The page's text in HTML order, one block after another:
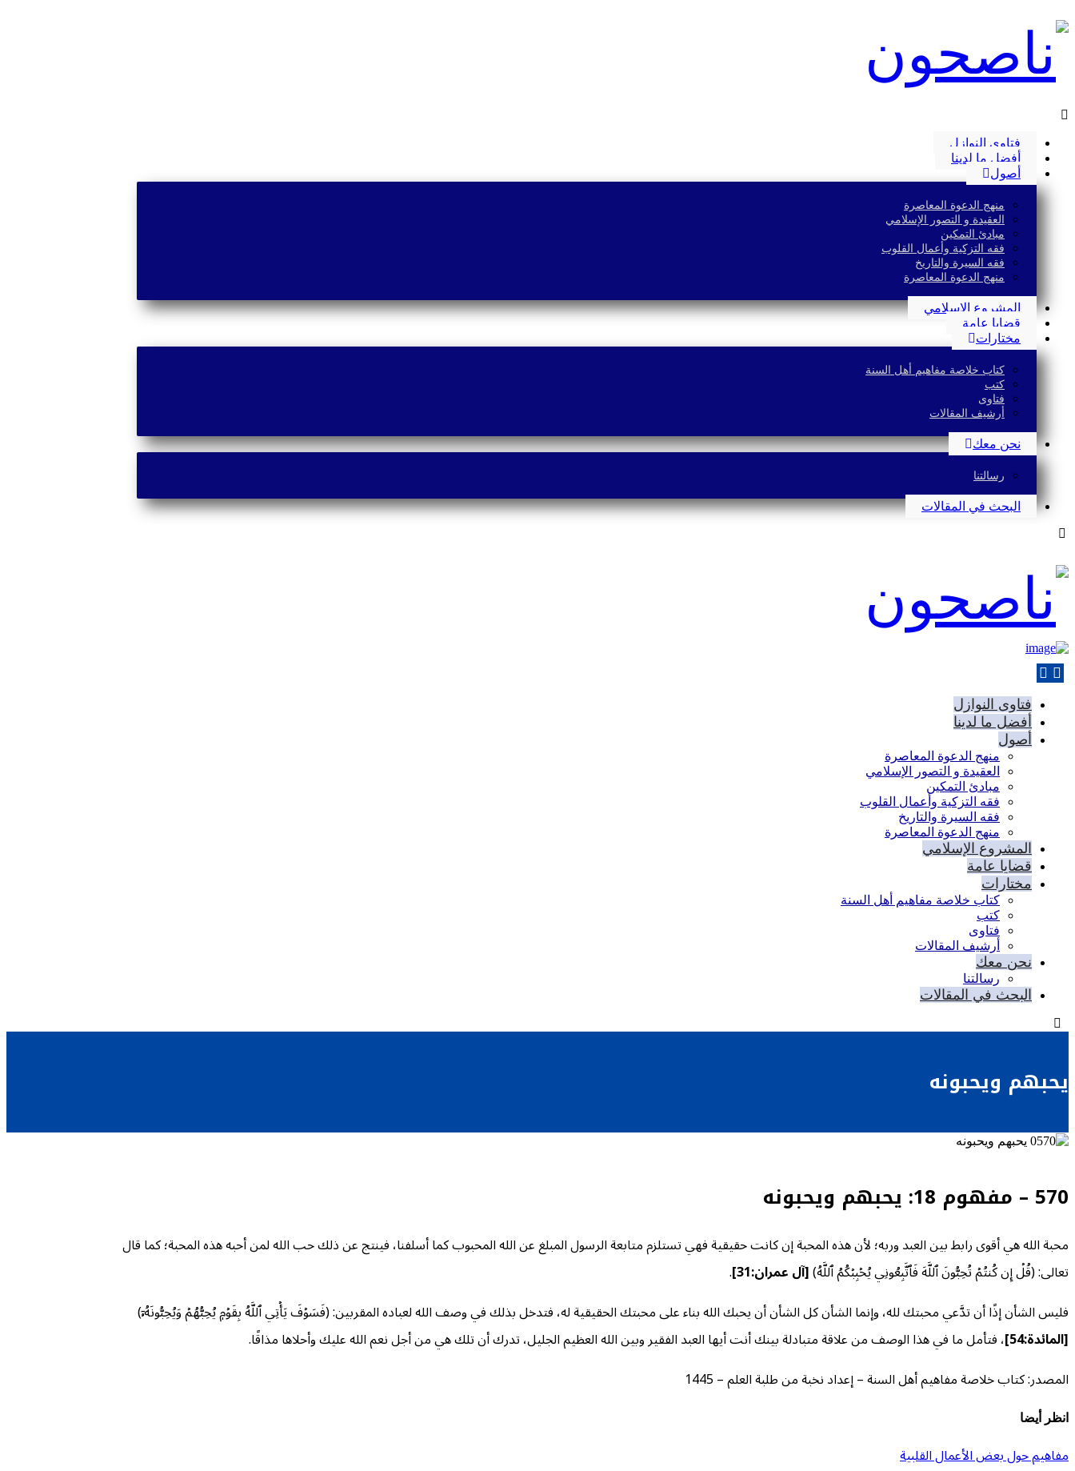
فتاوى النوازل
أفضل ما لدينا
أصول
منهج الدعوة المعاصرة
العقيدة و التصور الإسلامي
مبادئ التمكين
فقه التزكية وأعمال القلوب
فقه السيرة والتاريخ
منهج الدعوة المعاصرة
المشروع الإسلامي
قضايا عامة
مختارات
كتاب خلاصة مفاهيم أهل السنة
كتب
فتاوى
أرشيف المقالات
نحن معك
رسالتنا
البحث في المقالات
فتاوى النوازل
أفضل ما لدينا
أصول
منهج الدعوة المعاصرة
العقيدة و التصور الإسلامي
مبادئ التمكين
فقه التزكية وأعمال القلوب
فقه السيرة والتاريخ
منهج الدعوة المعاصرة
المشروع الإسلامي
قضايا عامة
مختارات
كتاب خلاصة مفاهيم أهل السنة
كتب
فتاوى
أرشيف المقالات
نحن معك
رسالتنا
البحث في المقالات
يحبهم ويحبونه
570 – مفهوم 18: يحبهم ويحبونه
محبة الله هي أقوى رابط بين العبد وربه؛ لأن هذه المحبة إن كانت حقيقية فهي تستلزم متابعة الرسول المبلغ عن الله المحبوب كما أسلفنا، فينتج عن ذلك حب الله لمن أحبه هذه المحبة؛ كما قال
تعالى: (قُلۡ إِن كُنتُمۡ تُحِبُّونَ ٱللَّهَ فَٱتَّبِعُونِي يُحۡبِبۡكُمُ ٱللَّهُ)[آل عمران:31]
.
فليس الشأن إذًا أن تدَّعي محبتك لله، وإنما الشأن كل الشأن أن يحبك الله بناء على محبتك الحقيقية له، فتدخل بذلك في وصف الله لعباده المقربين: (فَسَوۡفَ يَأۡتِي ٱللَّهُ بِقَوۡمٖ يُحِبُّهُمۡ وَيُحِبُّونَهُۥٓ)
[المائدة:54]
، فتأمل ما في هذا الوصف من علاقة متبادلة بينك أنت أيها العبد الفقير وبين الله العظيم الجليل، تدرك أن تلك هي من أجل نعم الله عليك وأحلاها مذاقًا.
المصدر: كتاب خلاصة مفاهيم أهل السنة – إعداد نخبة من طلبة العلم – 1445
انظر أيضا
مفاهيم حول بعض الأعمال القلبية